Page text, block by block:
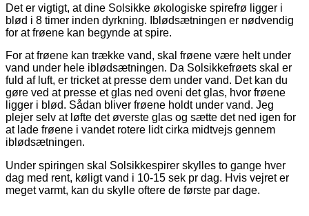
Det er vigtigt, at dine Solsikke økologiske spirefrø ligger i
blød i 8 timer inden dyrkning. Iblødsætningen er nødvendig
for at frøene kan begynde at spire.
For at frøene kan trække vand, skal frøene være helt under
vand under hele iblødsætningen. Da Solsikkefrøets skal er
fuld af luft, er tricket at presse dem under vand. Det kan du
gøre ved at presse et glas ned oveni det glas, hvor frøene
ligger i blød. Sådan bliver frøene holdt under vand. Jeg
plejer selv at løfte det øverste glas og sætte det ned igen for
at lade frøene i vandet rotere lidt cirka midtvejs gennem
iblødsætningen.
Under spiringen skal Solsikkespirer skylles to gange hver
dag med rent, køligt vand i 10-15 sek pr dag. Hvis vejret er
meget varmt, kan du skylle oftere de første par dage.